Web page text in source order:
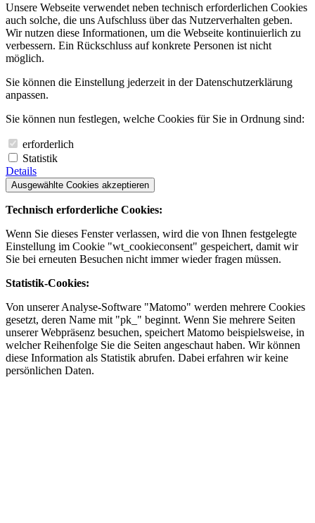
Unsere Webseite verwendet neben technisch erforderlichen Cookies
auch solche, die uns Aufschluss über das Nutzerverhalten geben.
Wir nutzen diese Informationen, um die Webseite kontinuierlich zu
verbessern. Ein Rückschluss auf konkrete Personen ist nicht
möglich.
Sie können die Einstellung jederzeit in der Datenschutzerklärung
anpassen.
Sie können nun festlegen, welche Cookies für Sie in Ordnung sind:
erforderlich
Statistik
Details
Ausgewählte Cookies akzeptieren
Technisch erforderliche Cookies:
Wenn Sie dieses Fenster verlassen, wird die von Ihnen festgelegte
Einstellung im Cookie "wt_cookieconsent" gespeichert, damit wir
Sie bei erneuten Besuchen nicht immer wieder fragen müssen.
Statistik-Cookies:
Von unserer Analyse-Software "Matomo" werden mehrere Cookies
gesetzt, deren Name mit "pk_" beginnt. Wenn Sie mehrere Seiten
unserer Webpräsenz besuchen, speichert Matomo beispielsweise, in
welcher Reihenfolge Sie die Seiten angeschaut haben. Wir können
diese Information als Statistik abrufen. Dabei erfahren wir keine
persönlichen Daten.